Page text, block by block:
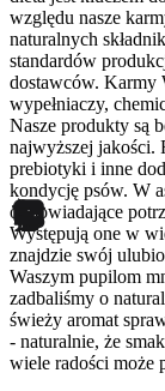
względu nasze
naturalnych
standardów
dostawców. Karmy
wypełniaczy,
Nasze produkty są
najwyższej jakości.
prebiotyki i inne
kondycję psów. W
odpowiadające
Występują one w
znajdzie swój
Waszym pupilom
zadbaliśmy o
świeży aromat
- naturalnie, że
wiele radości może